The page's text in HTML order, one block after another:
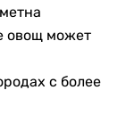
овощ может
с более